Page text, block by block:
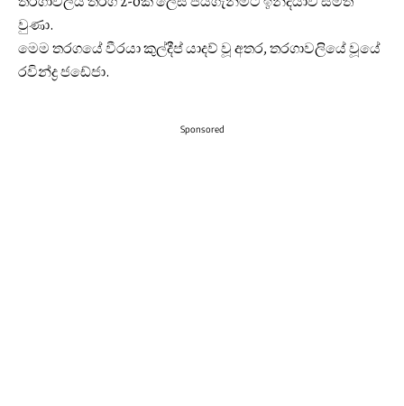
වුණා.
මෙම තරගයේ වීරයා කුල්දීප් යාදව් වූ අතර, තරගාවලියේ වූයේ
රවින්ද්‍ර ජඩේජා.
Sponsored